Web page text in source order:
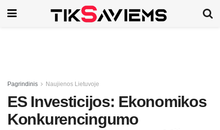
Pagrindinis Naujienos Lietuvoje
ES Investicijos: Ekonomikos
Konkurencingumo